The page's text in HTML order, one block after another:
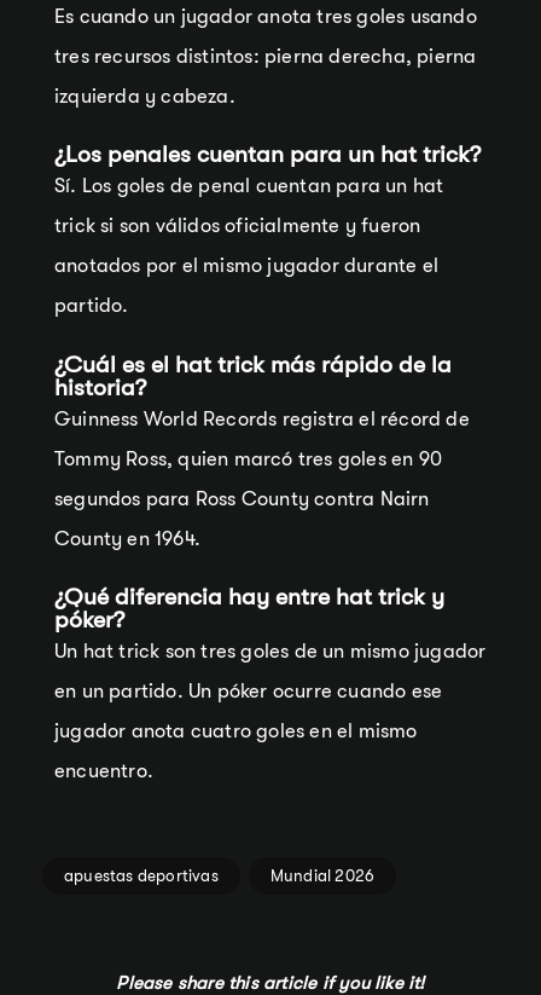
Es cuando un jugador anota tres goles usando
tres recursos distintos: pierna derecha, pierna
izquierda y cabeza.
¿Los penales cuentan para un hat trick?
Sí. Los goles de penal cuentan para un hat
trick si son válidos oficialmente y fueron
anotados por el mismo jugador durante el
partido.
¿Cuál es el hat trick más rápido de la
historia?
Guinness World Records registra el récord de
Tommy Ross, quien marcó tres goles en 90
segundos para Ross County contra Nairn
County en 1964.
¿Qué diferencia hay entre hat trick y
póker?
Un hat trick son tres goles de un mismo jugador
en un partido. Un póker ocurre cuando ese
jugador anota cuatro goles en el mismo
encuentro.
apuestas deportivas Mundial 2026
Please share this article if you like it!